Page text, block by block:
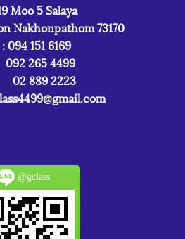
Moo 5 Salaya
Nakhonpathom 73170
094 151 6169
265 4499
889 2223
@gclass